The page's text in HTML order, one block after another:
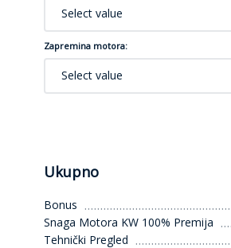
Select value
Zapremina motora:
Select value
Ukupno
Bonus
Snaga Motora KW 100% Premija
Tehnički Pregled